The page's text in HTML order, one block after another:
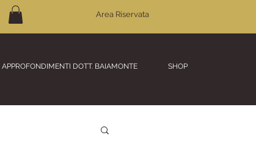
APPROFONDIMENTI DOTT. BAIAMONTE SHOP
Area Riservata